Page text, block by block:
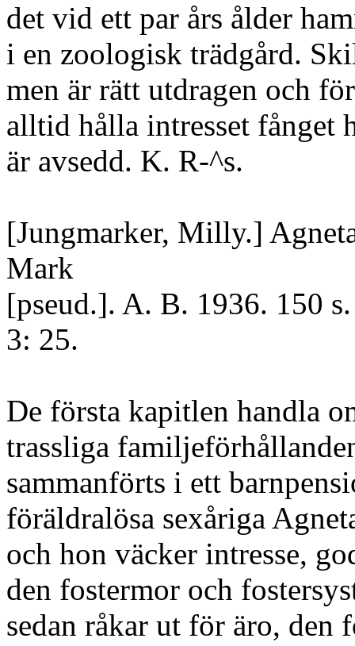
det vid ett par års ålder
i en zoologisk trädgård.
men är rätt utdragen och
alltid hålla intresset fånget
är avsedd. K. R-^s.
[Jungmarker, Milly.]
Mark
[pseud.]. A. B. 1936. 150
3: 25.
De första kapitlen handla
trassliga
sammanförts i ett
föräldralösa sexåriga
och hon väcker intresse,
den fostermor och
sedan råkar ut för äro, den